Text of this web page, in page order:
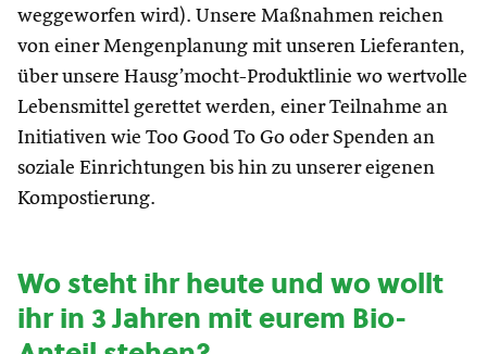
weggeworfen wird). Unsere Maßnahmen reichen
von einer Mengenplanung mit unseren Lieferanten,
über unsere Hausg’mocht-Produktlinie wo wertvolle
Lebensmittel gerettet werden, einer Teilnahme an
Initiativen wie Too Good To Go oder Spenden an
soziale Einrichtungen bis hin zu unserer eigenen
Kompostierung.
Wo steht ihr heute und wo wollt
ihr in 3 Jahren mit eurem Bio-